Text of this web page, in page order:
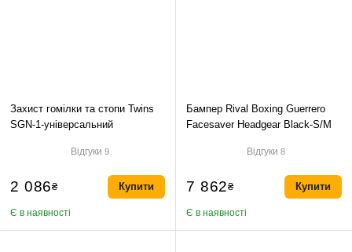
Захист гомілки та стопи Twins
SGN-1-універсальний
Відгуки9
2 086₴
Є в наявності
Купити
Бампер Rival Boxing Guerrero
Facesaver Headgear Black-S/M
Відгуки8
7 862₴
Є в наявності
Купити